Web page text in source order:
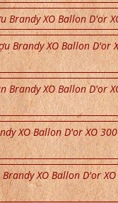
Brandy XO Ballon D'or
Brandy XO Ballon D'or
Brandy XO Ballon D'or
XO Ballon D'or XO
XO Ballon D'or